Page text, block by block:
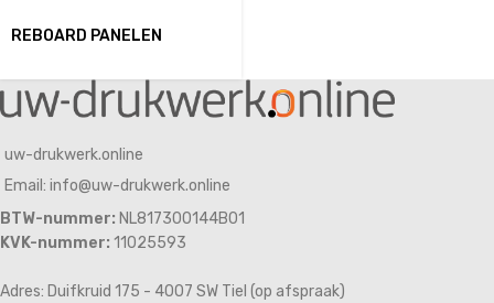
REBOARD PANELEN
uw-drukwerk.online
Email: info@uw-drukwerk.online
BTW-nummer: NL817300144B01
KVK-nummer: 11025593
Adres: Duifkruid 175 - 4007 SW Tiel (op afspraak)